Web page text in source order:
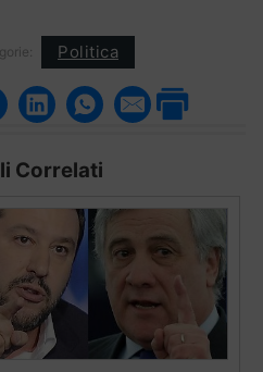
Politica
Correlati